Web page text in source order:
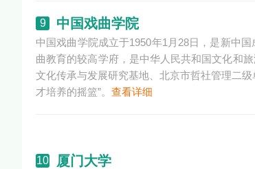
9 中国戏曲学院
中国戏曲学院成立于1950年1月28日，是新中
曲教育的较高学府，是中华人民共和国文化和
文化传承与发展研究基地、北京市哲社管理二
才培养的摇篮”。 查看详细
10 厦门大学